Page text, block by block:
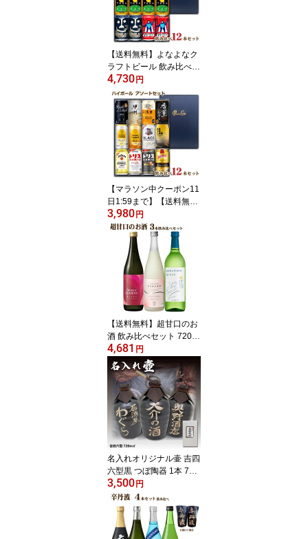
ヒ キリン ビールギフト
ビールセット
【送料無料】よなよなク
ラフトビール 飲み比べセ
ット 5種類 12缶 アソー
ト 父の日ギフト お中元
お歳暮 クリスマス パー
ティー 化粧箱入り よな
よなエール ヤッホーブル
ーイング ビールギフト
ビールセット
4,730 円
【マラソン中クーポン11
日1:59まで】【送料無
料】★ ハイボール缶 い
ろいろ飲み比べセット 1
2種類 12缶 サントリー角
ハイ トリスなど アソー
ト 父の日ギフト お中元
お歳暮 パーティー 化粧
箱入り
3,980 円
【送料無料】超甘口のお
酒 飲み比べセット 720ml
×3本 清酒セット 日本酒
ギフト お中元 父の日 母
の日
4,681 円
名入れオリジナル壷 吉四
六型黒 つぼ陶器 1本 720
ml 名入れお酒 焼酎か梅
酒選べます 父の日 【リ
ニューアル】
3,500 円